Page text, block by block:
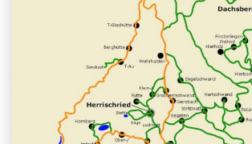
FREIZEIT
SPORT
FAMILIE
GEWERBE